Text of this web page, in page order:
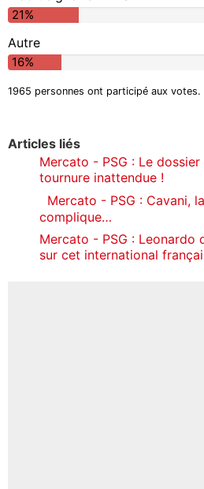
21%
Autre
16%
1965 personnes ont participé aux votes.
Articles liés
Mercato - PSG : Le
tournure inattendue !
Mercato - PSG : Cavani,
complique…
Mercato - PSG : Leonardo
sur cet international